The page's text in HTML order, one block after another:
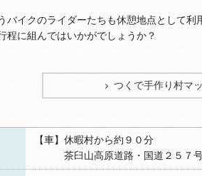
バイクのライダーたちも休憩地点として利
程に組んではいかがでしょうか？
つくで手作り村マ
【車】休暇村から約９０分
茶臼山高原道路・国道２５７号